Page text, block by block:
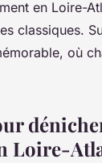
en Loire-
classiques.
où
Loire-